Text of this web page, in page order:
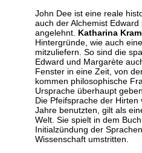
John Dee ist eine reale
auch der Alchemist
angelehnt. Katharina
Hintergründe, wie auch
mitzuliefern. So sind die
Edward und Margarète
Fenster in eine Zeit, von
kommen philosophische
Ursprache überhaupt
Die Pfeifsprache der
Jahre benutzten, gilt als
Welt. Sie spielt in dem
Initialzündung der
Wissenschaft umstritten.